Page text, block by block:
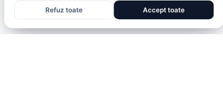
Refuz toate
Accept toate